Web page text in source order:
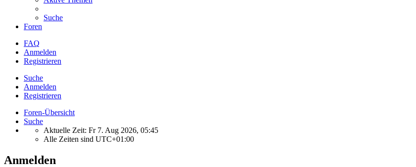
Suche
Foren
FAQ
Anmelden
Registrieren
Suche
Anmelden
Registrieren
Foren-Übersicht
Suche
Aktuelle Zeit: Fr 7. Aug 2026, 05:45
Alle Zeiten sind UTC+01:00
Anmelden